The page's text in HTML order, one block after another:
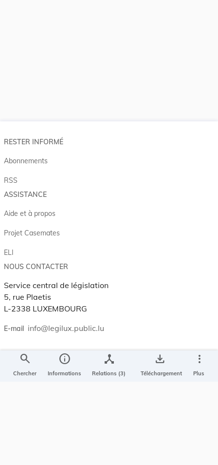
search
Chercher
info
Informations
device_hub
Relations (3)
save_alt
Téléchargement
more_vert
Plus
RESTER INFORMÉ
Abonnements
RSS
ASSISTANCE
Aide et à propos
Projet Casemates
ELI
NOUS CONTACTER
Service central de législation
5, rue Plaetis
L-2338 LUXEMBOURG
E-mail info@legilux.public.lu
My LegiBox , votre espace personnel.
Se connecter